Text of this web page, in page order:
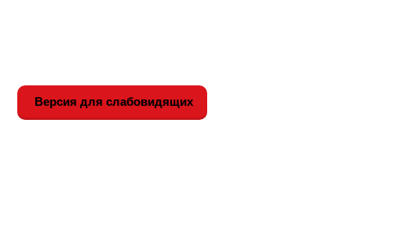
Версия для слабовидящих